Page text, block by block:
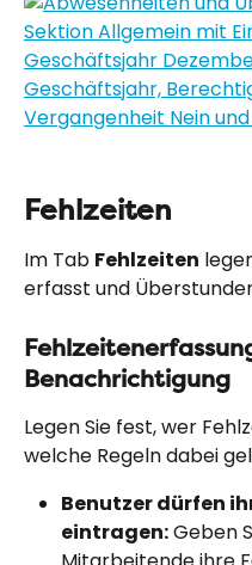
Fehlzeiten
Im Tab Fehlzeiten
erfasst und
Benachrichtigung
Legen Sie fest, wer
welche Regeln dabei
Benutzer dürfen
eintragen: Geben